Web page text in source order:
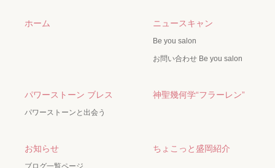
ホーム ニュースキャン
Be you salon
お問い合わせ Be you salon
パワーストーン ブレス
パワーストーンと出会う
神聖幾何学“フラーレン”
お知らせ ちょこっと盛岡紹介